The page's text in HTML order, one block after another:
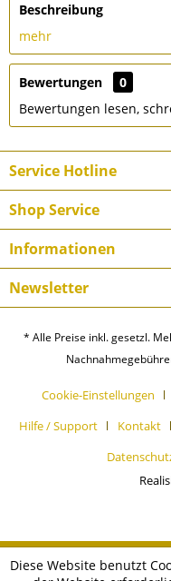
Beschreibung
mehr
Bewertungen
0
Bewertungen lesen,
Service Hotline
Shop Service
Informationen
Newsletter
* Alle Preise inkl. gesetzl.
Cookie-Einstellungen
Hilfe / Support
Kontakt
Diese Website benutzt